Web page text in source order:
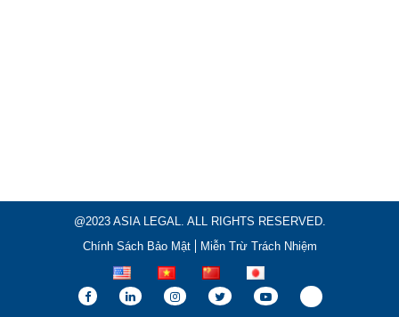
@2023 ASIA LEGAL. ALL RIGHTS RESERVED.
Chính Sách Bảo Mật
Miễn Trừ Trách Nhiệm